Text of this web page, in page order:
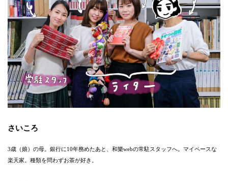
さいころ
3歳（娘）の母。‪銀行に10年務めたあと、和樂webの常駐スタッフへ。マイペースな
楽天家。種類を問わずお茶が好き。